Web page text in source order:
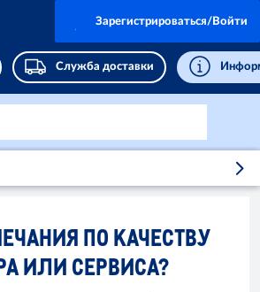
Служба доставки
Зарегистрироваться/Войти
ПО КАЧЕСТВУ
ИЛИ СЕРВИСА?